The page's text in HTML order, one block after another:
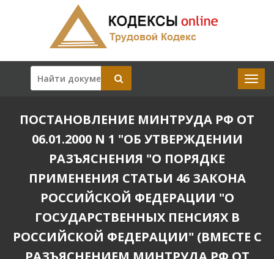
ПОСТАНОВЛЕНИЕ МИНТРУДА РФ ОТ
06.01.2000 N 1 "ОБ УТВЕРЖДЕНИИ
РАЗЪЯСНЕНИЯ "О ПОРЯДКЕ
ПРИМЕНЕНИЯ СТАТЬИ 46 ЗАКОНА
РОССИЙСКОЙ ФЕДЕРАЦИИ "О
ГОСУДАРСТВЕННЫХ ПЕНСИЯХ В
РОССИЙСКОЙ ФЕДЕРАЦИИ" (ВМЕСТЕ С